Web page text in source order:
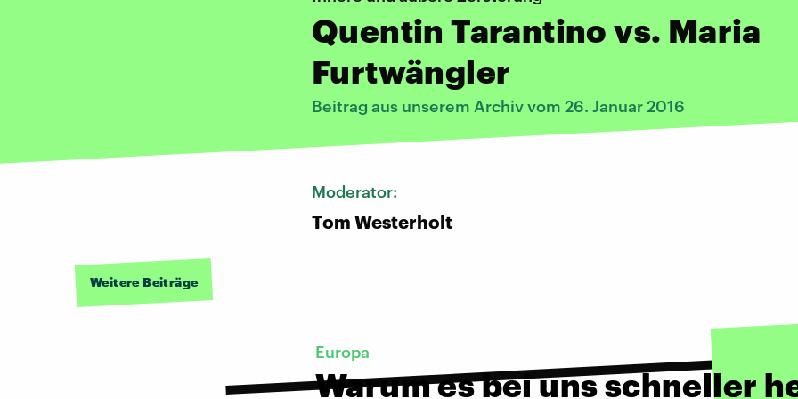
Quentin Tarantino vs. Maria
Furtwängler
Beitrag aus unserem Archiv vom 26. Januar 2016
Moderator:
Tom Westerholt
Weitere Beiträge
Europa
Warum es bei uns schneller